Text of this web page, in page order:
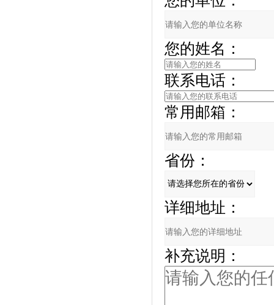
您的姓名：
联系电话：
常用邮箱：
省份：
详细地址：
补充说明：